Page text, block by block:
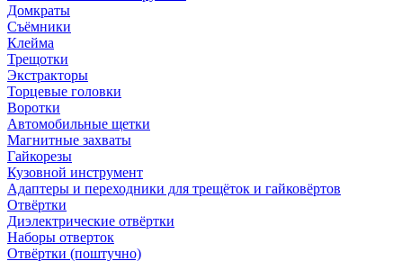
Домкраты
Съёмники
Клейма
Трещотки
Экстракторы
Торцевые головки
Воротки
Автомобильные щетки
Магнитные захваты
Гайкорезы
Кузовной инструмент
Адаптеры и переходники для трещёток и гайковёртов
Отвёртки
Диэлектрические отвёртки
Наборы отверток
Отвёртки (поштучно)